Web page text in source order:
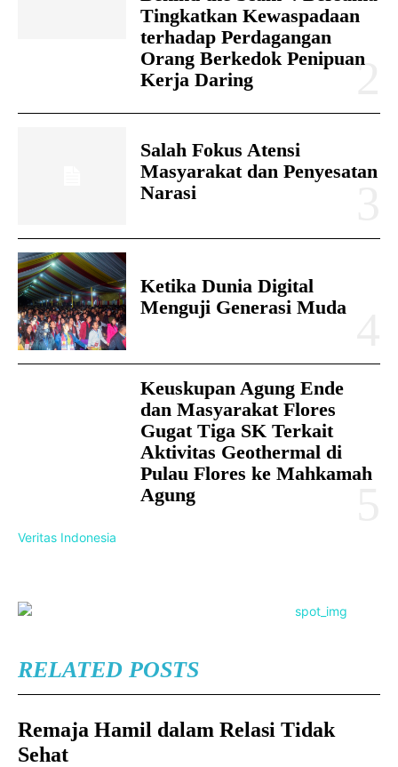
Tingkatkan Kewaspadaan
terhadap Perdagangan
Orang Berkedok Penipuan
Kerja Daring
Salah Fokus Atensi
Masyarakat dan Penyesatan
Narasi
Ketika Dunia Digital
Menguji Generasi Muda
Keuskupan Agung Ende
dan Masyarakat Flores
Gugat Tiga SK Terkait
Aktivitas Geothermal di
Pulau Flores ke Mahkamah
Agung
Veritas Indonesia
RELATED POSTS
Remaja Hamil dalam Relasi Tidak
Sehat